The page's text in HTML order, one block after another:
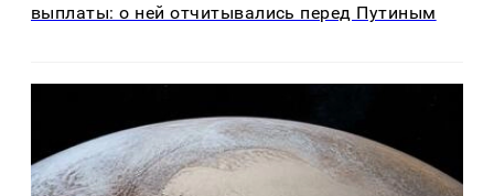
выплаты: о ней отчитывались перед Путиным